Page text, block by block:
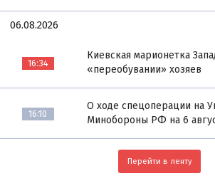
06.08.2026
16:34
Киевская марионетка
«переобувании» хозяев
16:10
О ходе спецоперации на
Минобороны РФ на 6
Перейти в ленту